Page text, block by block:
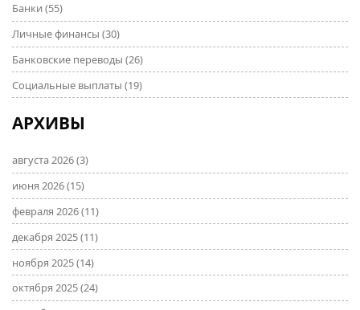
Банки (55)
Личные финансы (30)
Банковские переводы (26)
Социальные выплаты (19)
АРХИВЫ
августа 2026(3)
июня 2026(15)
февраля 2026(11)
декабря 2025(11)
ноября 2025(14)
октября 2025(24)